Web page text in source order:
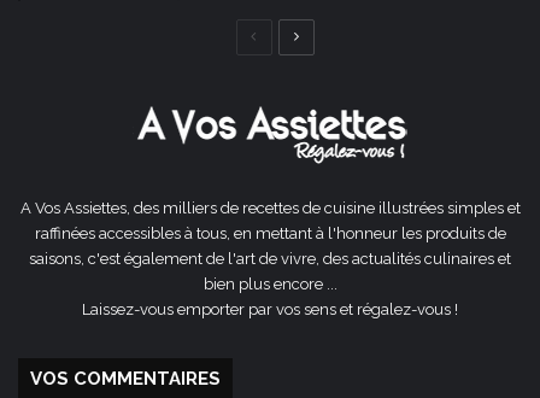
Page
A Vos Assiettes, des milliers de recettes de cuisine illustrées simples et
raffinées accessibles à tous, en mettant à l'honneur les produits de
saisons, c'est également de l'art de vivre, des actualités culinaires et
bien plus encore ...
Laissez-vous emporter par vos sens et régalez-vous !
VOS COMMENTAIRES